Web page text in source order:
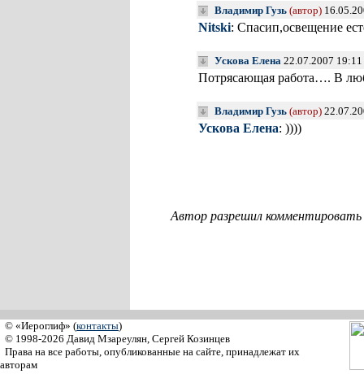
Владимир Гузь (автор)
Nitski: Спасип,освещение
Ускова Елена 22.07.2007 19:11
Потрясающая работа…. В
Владимир Гузь (автор)
Ускова Елена: ))))
Автор разрешил
© «Иероглиф» (контакты)
© 1998-2026 Давид Мзареулян, Сергей Козинцев
Права на все работы, опубликованные на сайте, принадлежат их
авторам